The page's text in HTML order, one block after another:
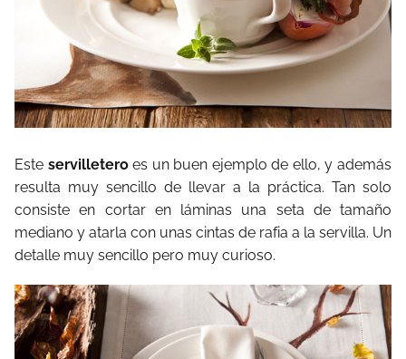
Este servilleteroes un buen ejemplo de ello, y además
resulta muy sencillo de llevar a la práctica. Tan solo
consiste en cortar en láminas una seta de tamaño
mediano y atarla con unas cintas de rafia a la servilla. Un
detalle muy sencillo pero muy curioso.